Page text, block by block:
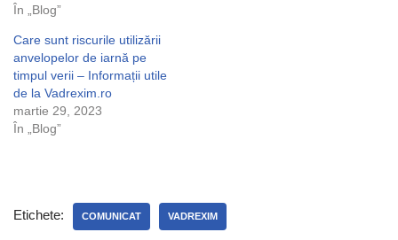
În „Blog”
Care sunt riscurile utilizării
anvelopelor de iarnă pe
timpul verii – Informații utile
de la Vadrexim.ro
martie 29, 2023
În „Blog”
Etichete: COMUNICAT VADREXIM